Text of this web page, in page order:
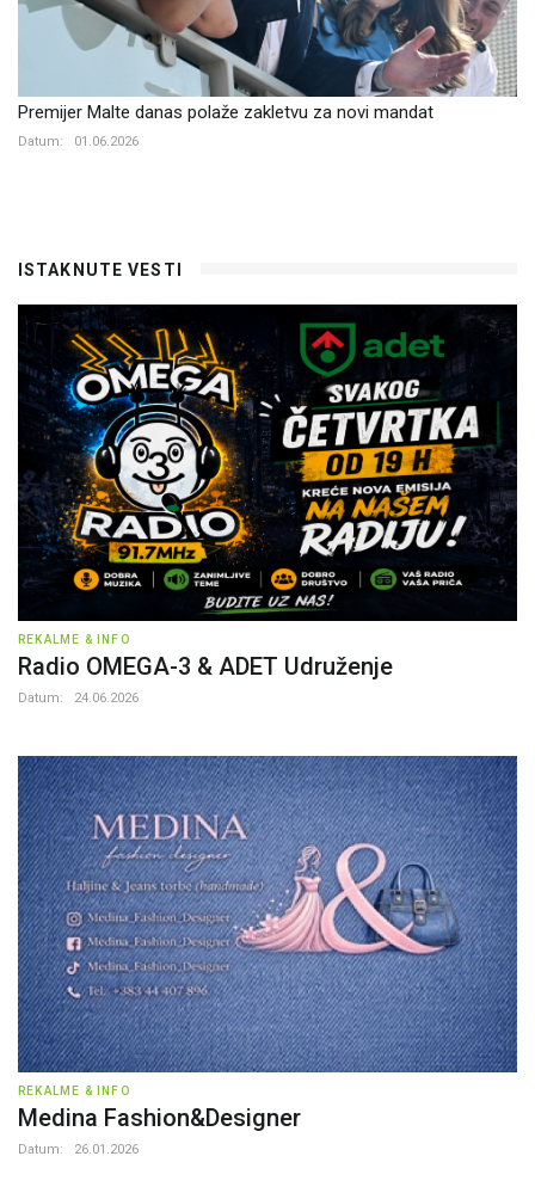
Premijer Malte danas polaže zakletvu za novi mandat
Datum: 01.06.2026
ISTAKNUTE VESTI
REKALME & INFO
Radio OMEGA-3 & ADET Udruženje
Datum: 24.06.2026
REKALME & INFO
Medina Fashion&Designer
Datum: 26.01.2026